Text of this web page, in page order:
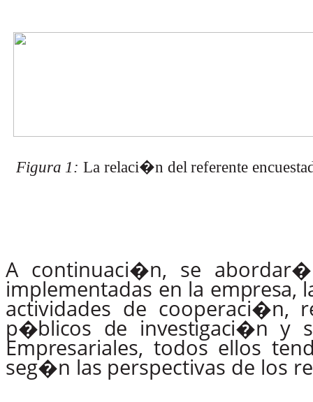
Figura 1: La relaci�n del referente
A continuaci�n, se
implementadas en la empresa,
actividades de cooperaci�n,
p�blicos de investigaci�ny
Empresariales, todos ellos
seg�n las perspectivas de los